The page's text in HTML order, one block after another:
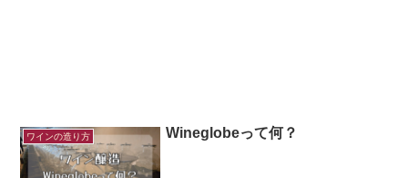
ワインの造り方 Wineglobeって何？